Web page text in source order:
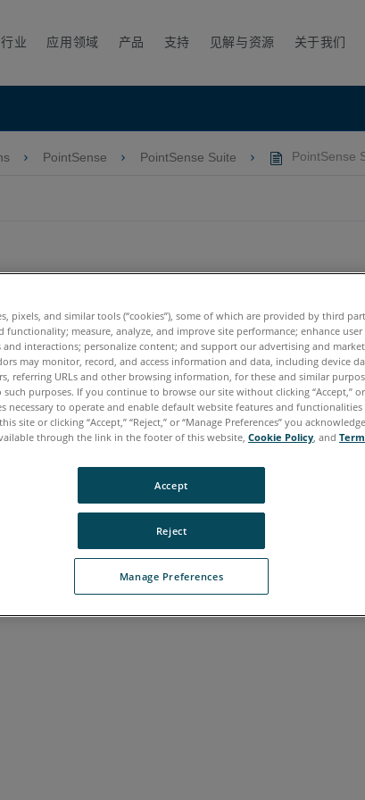
行业 应用领域 产品 支持 见解与资源 关于我们
PointSense PointSense Suite PointSense
语
pixels, and similar tools (“cookies”), some of which are provided by third
functionality; measure, analyze, and improve site performance; enhance user
and interactions; personalize content; and support our advertising and
may monitor, record, and access information and data, including device
referring URLs and other browsing information, for these and similar
such purposes. If you continue to browse our site without clicking “Accept,”
necessary to operate and enable default website features and
site or clicking “Accept,” “Reject,” or “Manage Preferences” you
through the link in the footer of this website, Cookie Policy , and
Manage Preferences
Reject
Accept